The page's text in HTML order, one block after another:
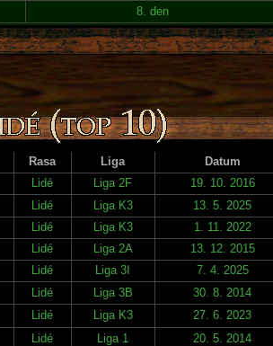
8. den
Rasa Liga Datum
Lidé Liga 2F 19. 10. 2016
Lidé Liga K3 13. 5. 2025
Lidé Liga K3 1. 11. 2022
Lidé Liga 2A 13. 12. 2015
Lidé Liga 3I 7. 4. 2025
Lidé Liga 3B 30. 8. 2014
Lidé Liga K3 27. 6. 2023
Lidé Liga 1 20. 5. 2014